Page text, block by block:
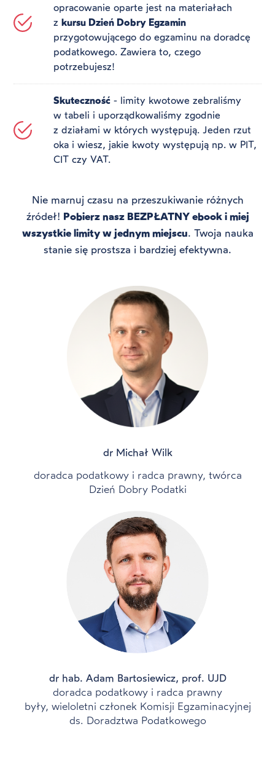
opracowanie oparte jest na materiałach
z kursu Dzień Dobry Egzamin
przygotowującego do egzaminu na doradcę
podatkowego. Zawiera to, czego
potrzebujesz!
Skuteczność- limity kwotowe zebraliśmy
w tabeli i uporządkowaliśmy zgodnie
z działami w których występują. Jeden rzut
oka i wiesz, jakie kwoty występują np. w PIT,
CIT czy VAT.
Nie marnuj czasu na przeszukiwanie różnych
źródeł! Pobierz nasz BEZPŁATNY ebook i miej
wszystkie limity w jednym miejscu. Twoja nauka
stanie się prostsza i bardziej efektywna.
dr hab. Adam Bartosiewicz, prof. UJD
doradca podatkowy i radca prawny
były, wieloletni członek Komisji Egzaminacyjnej
ds. Doradztwa Podatkowego
dr Michał Wilk
doradca podatkowy i radca prawny, twórca
Dzień Dobry Podatki